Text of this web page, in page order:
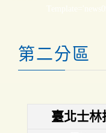
第二分區
臺北士林